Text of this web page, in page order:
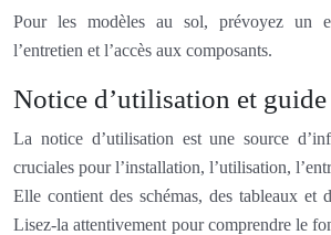
Pour les modèles au sol, prévoyez un
l’entretien et l’accès aux composants.
Notice d’utilisation et
La notice d’utilisation est une source
cruciales pour l’installation, l’utilisation,
Elle contient des schémas, des tableaux et
Lisez-la attentivement pour comprendre le